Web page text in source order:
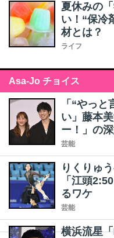
夏休みの
い！“保冷
材とは？
ライフ
Asa-Jo チョイス
「“やっ
い」藤本
ー！」の
芸能
りくりゅ
「江頭
るワケ
芸能
横浜流星